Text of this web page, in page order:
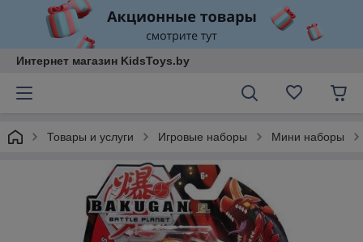
Интернет магазин KidsToys.by
Товары и услуги Игровые наборы Мини наборы